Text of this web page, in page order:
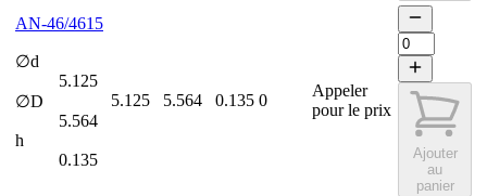
AN-46/4615
∅d
5.125
∅D
5.564
h
0.135
5.125 5.564 0.135 0
Appeler
pour le prix
Ajouter
au
panier